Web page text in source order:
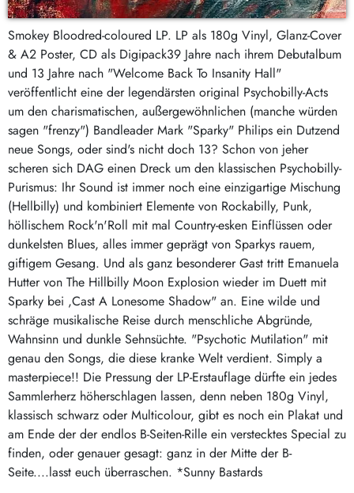
Smokey Bloodred-coloured LP. LP als 180g Vinyl, Glanz-Cover
& A2 Poster, CD als Digipack39 Jahre nach ihrem Debutalbum
und 13 Jahre nach "Welcome Back To Insanity Hall"
veröffentlicht eine der legendärsten original Psychobilly-Acts
um den charismatischen, außergewöhnlichen (manche würden
sagen "frenzy") Bandleader Mark "Sparky" Philips ein Dutzend
neue Songs, oder sind's nicht doch 13? Schon von jeher
scheren sich DAG einen Dreck um den klassischen Psychobilly-
Purismus: Ihr Sound ist immer noch eine einzigartige Mischung
(Hellbilly) und kombiniert Elemente von Rockabilly, Punk,
höllischem Rock'n'Roll mit mal Country-esken Einflüssen oder
dunkelsten Blues, alles immer geprägt von Sparkys rauem,
giftigem Gesang. Und als ganz besonderer Gast tritt Emanuela
Hutter von The Hillbilly Moon Explosion wieder im Duett mit
Sparky bei ,Cast A Lonesome Shadow" an. Eine wilde und
schräge musikalische Reise durch menschliche Abgründe,
Wahnsinn und dunkle Sehnsüchte. "Psychotic Mutilation" mit
genau den Songs, die diese kranke Welt verdient. Simply a
masterpiece!! Die Pressung der LP-Erstauflage dürfte ein jedes
Sammlerherz höherschlagen lassen, denn neben 180g Vinyl,
klassisch schwarz oder Multicolour, gibt es noch ein Plakat und
am Ende der der endlos B-Seiten-Rille ein verstecktes Special zu
finden, oder genauer gesagt: ganz in der Mitte der B-
Seite....lasst euch überraschen. *Sunny Bastards